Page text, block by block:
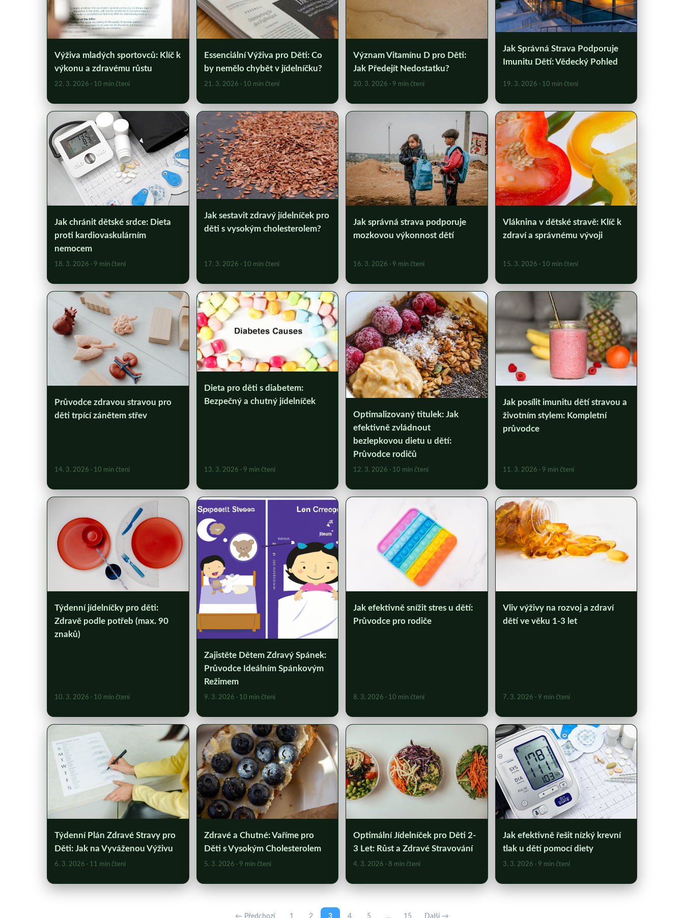
Výživa mladých sportovců: Klíč k
výkonu a zdravému růstu
22. 3. 2026 · 10 min čtení
Essenciální Výživa pro Děti: Co
by nemělo chybět v jídelníčku?
21. 3. 2026 · 10 min čtení
Význam Vitamínu D pro Děti:
Jak Předejít Nedostatku?
20. 3. 2026 · 9 min čtení
Jak Správná Strava Podporuje
Imunitu Dětí: Vědecký Pohled
19. 3. 2026 · 10 min čtení
Jak chránit dětské srdce: Dieta
proti kardiovaskulárním
nemocem
18. 3. 2026 · 9 min čtení
Jak sestavit zdravý jídelníček pro
děti s vysokým cholesterolem?
17. 3. 2026 · 10 min čtení
Jak správná strava podporuje
mozkovou výkonnost dětí
16. 3. 2026 · 9 min čtení
Vláknina v dětské stravě: Klíč k
zdraví a správnému vývoji
15. 3. 2026 · 10 min čtení
Průvodce zdravou stravou pro
děti trpící zánětem střev
14. 3. 2026 · 10 min čtení
Dieta pro děti s diabetem:
Bezpečný a chutný jídelníček
13. 3. 2026 · 9 min čtení
Optimalizovaný titulek: Jak
efektivně zvládnout
bezlepkovou dietu u dětí:
Průvodce rodičů
12. 3. 2026 · 10 min čtení
Jak posílit imunitu dětí stravou a
životním stylem: Kompletní
průvodce
11. 3. 2026 · 9 min čtení
Týdenní jídelníčky pro děti:
Zdravě podle potřeb (max. 90
znaků)
10. 3. 2026 · 10 min čtení
Zajistěte Dětem Zdravý Spánek:
Průvodce Ideálním Spánkovým
Režimem
9. 3. 2026 · 10 min čtení
Jak efektivně snížit stres u dětí:
Průvodce pro rodiče
8. 3. 2026 · 10 min čtení
Vliv výživy na rozvoj a zdraví
dětí ve věku 1-3 let
7. 3. 2026 · 9 min čtení
Týdenní Plán Zdravé Stravy pro
Děti: Jak na Vyváženou Výživu
6. 3. 2026 · 11 min čtení
Zdravé a Chutné: Vaříme pro
Děti s Vysokým Cholesterolem
5. 3. 2026 · 9 min čtení
Optimální Jídelníček pro Děti 2-
3 Let: Růst a Zdravé Stravování
4. 3. 2026 · 8 min čtení
Jak efektivně řešit nízký krevní
tlak u dětí pomocí diety
3. 3. 2026 · 9 min čtení